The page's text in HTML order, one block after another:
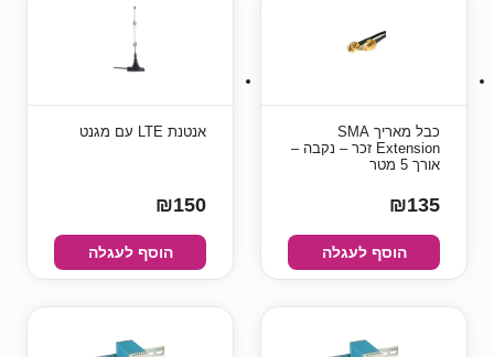
כבל מאריך SMA
Extension זכר – נקבה –
אורך 5 מטר
₪135
הוסף לעגלה
אנטנת LTE עם מגנט
₪150
הוסף לעגלה